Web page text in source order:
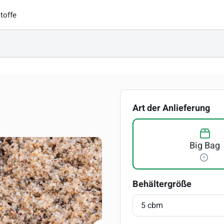
Art der Anlieferung
Big Bag
Behältergröße